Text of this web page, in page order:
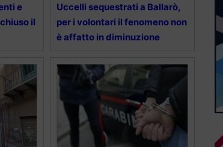
e
il
Uccelli sequestrati a Ballarò,
per i volontari il fenomeno non
è affatto in diminuzione